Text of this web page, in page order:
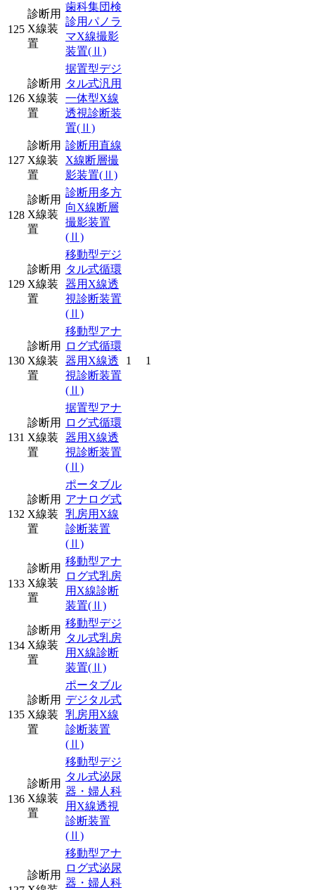
125
診断用
X線装
置
歯科集団検
診用パノラ
マX線撮影
装置(Ⅱ)
126
診断用
X線装
置
据置型デジ
タル式汎用
一体型X線
透視診断装
置(Ⅱ)
127
診断用
X線装
置
診断用直線
X線断層撮
影装置(Ⅱ)
128
診断用
X線装
置
診断用多方
向X線断層
撮影装置
(Ⅱ)
129
診断用
X線装
置
移動型デジ
タル式循環
器用X線透
視診断装置
(Ⅱ)
130
診断用
X線装
置
移動型アナ
ログ式循環
器用X線透
視診断装置
(Ⅱ)
1 1
131
診断用
X線装
置
据置型アナ
ログ式循環
器用X線透
視診断装置
(Ⅱ)
132
診断用
X線装
置
ポータブル
アナログ式
乳房用X線
診断装置
(Ⅱ)
133
診断用
X線装
置
移動型アナ
ログ式乳房
用X線診断
装置(Ⅱ)
134
診断用
X線装
置
移動型デジ
タル式乳房
用X線診断
装置(Ⅱ)
135
診断用
X線装
置
ポータブル
デジタル式
乳房用X線
診断装置
(Ⅱ)
136
診断用
X線装
置
移動型デジ
タル式泌尿
器・婦人科
用X線透視
診断装置
(Ⅱ)
診断用
移動型アナ
ログ式泌尿
器・婦人科